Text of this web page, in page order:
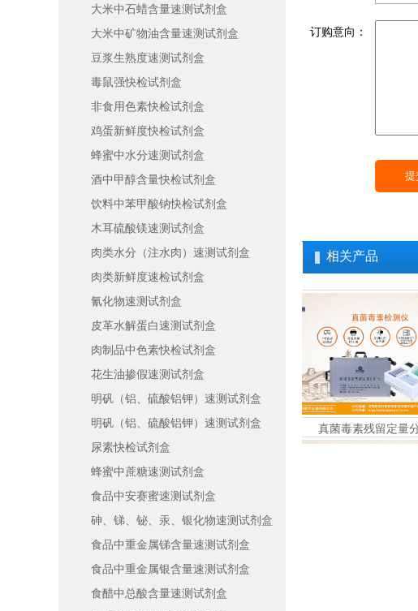
大米中石蜡含量速测试剂盒
大米中矿物油含量速测试剂盒
豆浆生熟度速测试剂盒
毒鼠强快检试剂盒
非食用色素快检试剂盒
鸡蛋新鲜度快检试剂盒
蜂蜜中水分速测试剂盒
酒中甲醇含量快检试剂盒
饮料中苯甲酸钠快检试剂盒
木耳硫酸镁速测试剂盒
肉类水分（注水肉）速测试剂盒
肉类新鲜度速检试剂盒
氰化物速测试剂盒
皮革水解蛋白速测试剂盒
肉制品中色素快检试剂盒
花生油掺假速测试剂盒
明矾（铝、硫酸铝钾）速测试剂盒
明矾（铝、硫酸铝钾）速测试剂盒
尿素快检试剂盒
蜂蜜中蔗糖速测试剂盒
食品中安赛蜜速测试剂盒
砷、锑、铋、汞、银化物速测试剂盒
食品中重金属锑含量速测试剂盒
食品中重金属银含量速测试剂盒
食醋中总酸含量速测试剂盒
订购意向：
相关产品
真菌毒素残留定量分析仪
霉菌毒素快速检测仪